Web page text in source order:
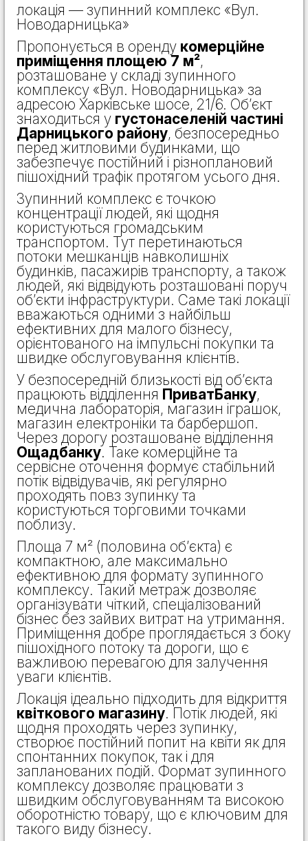
локація — зупинний комплекс «Вул.
Новодарницька»
Пропонується в оренду комерційне
приміщення площею 7 м²,
розташоване у складі зупинного
комплексу «Вул. Новодарницька» за
адресою Харківське шосе, 21/6. Об’єкт
знаходиться у густонаселеній частині
Дарницького району, безпосередньо
перед житловими будинками, що
забезпечує постійний і різноплановий
пішохідний трафік протягом усього дня.
Зупинний комплекс є точкою
концентрації людей, які щодня
користуються громадським
транспортом. Тут перетинаються
потоки мешканців навколишніх
будинків, пасажирів транспорту, а також
людей, які відвідують розташовані поруч
об’єкти інфраструктури. Саме такі локації
вважаються одними з найбільш
ефективних для малого бізнесу,
орієнтованого на імпульсні покупки та
швидке обслуговування клієнтів.
У безпосередній близькості від об’єкта
працюють відділення ПриватБанку,
медична лабораторія, магазин іграшок,
магазин електроніки та барбершоп.
Через дорогу розташоване відділення
Ощадбанку. Таке комерційне та
сервісне оточення формує стабільний
потік відвідувачів, які регулярно
проходять повз зупинку та
користуються торговими точками
поблизу.
Площа 7 м² (половина об’єкта) є
компактною, але максимально
ефективною для формату зупинного
комплексу. Такий метраж дозволяє
організувати чіткий, спеціалізований
бізнес без зайвих витрат на утримання.
Приміщення добре проглядається з боку
пішохідного потоку та дороги, що є
важливою перевагою для залучення
уваги клієнтів.
Локація ідеально підходить для відкриття
квіткового магазину. Потік людей, які
щодня проходять через зупинку,
створює постійний попит на квіти як для
спонтанних покупок, так і для
запланованих подій. Формат зупинного
комплексу дозволяє працювати з
швидким обслуговуванням та високою
оборотністю товару, що є ключовим для
такого виду бізнесу.